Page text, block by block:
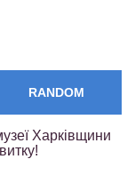
RANDOM
Харківщини